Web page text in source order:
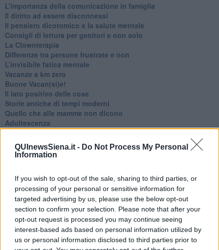
QUInewsSiena.it - Do Not Process My Personal
Information
If you wish to opt-out of the sale, sharing to third parties, or
processing of your personal or sensitive information for
targeted advertising by us, please use the below opt-out
section to confirm your selection. Please note that after your
opt-out request is processed you may continue seeing
interest-based ads based on personal information utilized by
us or personal information disclosed to third parties prior to
​L’importanza della comunicazione in famiglia
​Il diritto ad essere disconnessi
​Il pensiero dicotomico e la salute mentale
​Consigli di lettura per genitori e non solo
​La Clownterapia
​Differenze tra persone frustrate e non
L’invisibile fatica mentale
Vacanze a km zero
​Buone Vacan(si)e!
​Il lato positivo delle cose
​Storie antiche di tempi moderni
​Quello che alle mamme non dicono
Adultescenza
Homo imbecillis
​4 anni di Blog
Quando il silenzio è aggressivo
La maternità
​L’uomo o l’orso?
Non hanno un amico a teatro​
​Tutta una questione di rispetto
​Cose che ci esauriscono
​Vespa che passione!
​Lasciate ai vostri figli il diritto di piangere